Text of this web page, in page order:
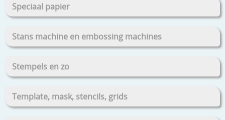
Speciaal papier
Stans machine en embossing machines
Stempels en zo
Template, mask, stencils, grids